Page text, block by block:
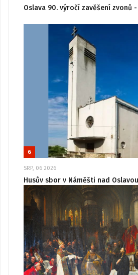
Oslava 90. výročí zavěšení zvonů
6
SRP, 06 2026
Husův sbor v Náměšti nad